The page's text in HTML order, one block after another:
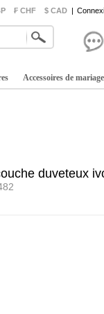
₣ CHF $ CAD |
Accessoires de mariage
duveteux